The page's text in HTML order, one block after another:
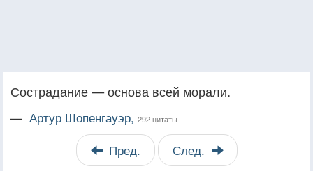
Сострадание — основа всей морали.
— Артур Шопенгауэр, 292 цитаты
Пред. След.